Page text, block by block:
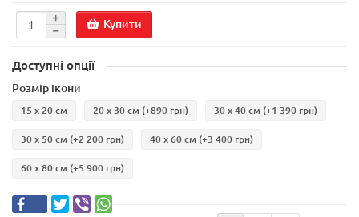
Купити
Доступні опції
Розмір ікони
15 х 20 см 20 х 30 см (+890 грн) 30 х 40 см (+1 390 грн)
30 х 50 см (+2 200 грн) 40 х 60 см (+3 400 грн)
60 х 80 см (+5 900 грн)